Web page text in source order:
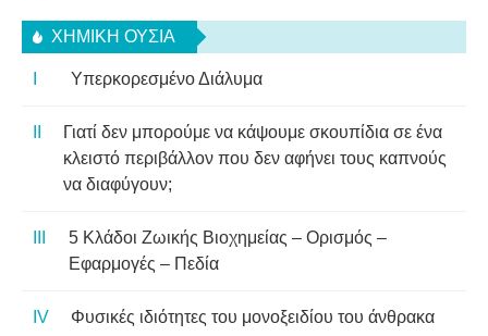
ΧΗΜΙΚΉ ΟΥΣΊΑ
Υπερκορεσμένο Διάλυμα
Γιατί δεν μπορούμε να κάψουμε σκουπίδια σε ένα
κλειστό περιβάλλον που δεν αφήνει τους καπνούς
να διαφύγουν;
5 Κλάδοι Ζωικής Βιοχημείας – Ορισμός –
Εφαρμογές – Πεδία
Φυσικές ιδιότητες του μονοξειδίου του άνθρακα